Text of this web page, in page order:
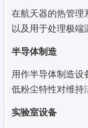
在航天器的热管理
以及用于处理极端
半导体制造
用作半导体制造
低粉尘特性对维持
实验室设备